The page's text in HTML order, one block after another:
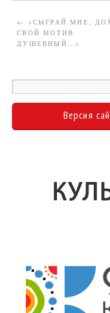
←
«СЫГРАЙ МНЕ,
СВОЙ МОТИВ
ДУШЕВНЫЙ…»
Версия